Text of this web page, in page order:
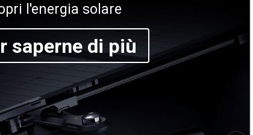
saperne di più
l'energia solare